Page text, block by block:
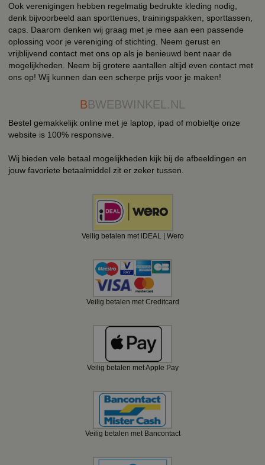
Ook verenigingen hebben regelmatig bedrukte kleding nodig,
denk bijvoorbeeld aan sporttenues, trainingspakken, sporttassen,
caps. Daarom denken wij graag met je mee aan een passende
oplossing voor je vereniging of stichting. Neem gerust en
vrijblijvend contact met ons op als je benieuwd bent naar de
mogelijkheden. Neem bij grotere aantallen altijd even contact met
ons op! Wij kunnen dan een scherpe prijs voor je maken!
BBWEBWINKEL.NL
Bestel gemakkelijk online met je laptop, ipad of mobieltje onze
website is 100% responsive.
Wij bieden vele betaal mogelijkheden kijk bij de afbeeldingen en
jouw favoriete betaalmiddel zit er zeker tussen.
Veilig betalen met iDEAL | Wero
Veilig betalen met Creditcard
Veilig betalen met Apple Pay
Veilig betalen met Bancontact